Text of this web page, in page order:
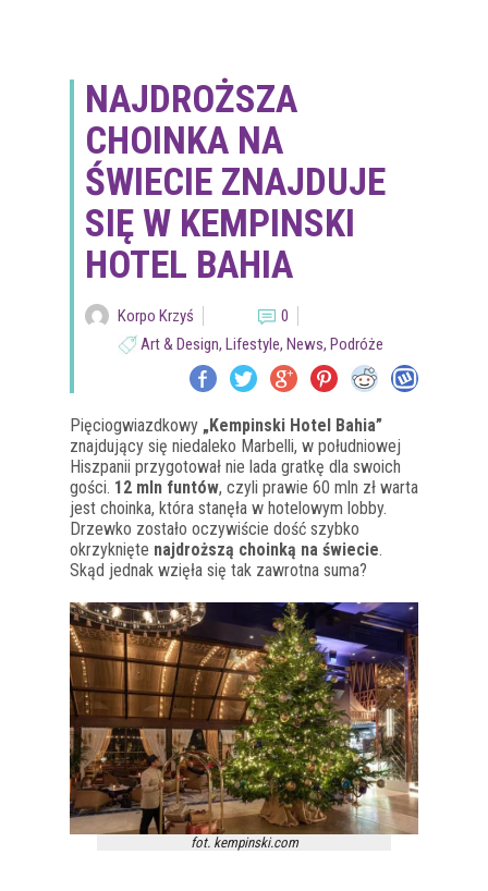
NAJDROŻSZA
CHOINKA NA
ŚWIECIE ZNAJDUJE
SIĘ W KEMPINSKI
HOTEL BAHIA
Korpo Krzyś
0
Art & Design, Lifestyle, News, Podróże
Pięciogwiazdkowy „Kempinski Hotel Bahia”
znajdujący się niedaleko Marbelli, w południowej
Hiszpanii przygotował nie lada gratkę dla swoich
gości. 12 mln funtów, czyli prawie 60 mln zł warta
jest choinka, która stanęła w hotelowym lobby.
Drzewko zostało oczywiście dość szybko
okrzyknięte najdroższą choinką na świecie.
Skąd jednak wzięła się tak zawrotna suma?
fot. kempinski.com